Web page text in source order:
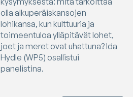
olla alkuperäiskansojen
lohikansa, kun kulttuuria ja
toimeentuloa ylläpitävät lohet,
joet ja meret ovat uhattuna? Ida
Hydle (WP5) osallistui
panelistina.